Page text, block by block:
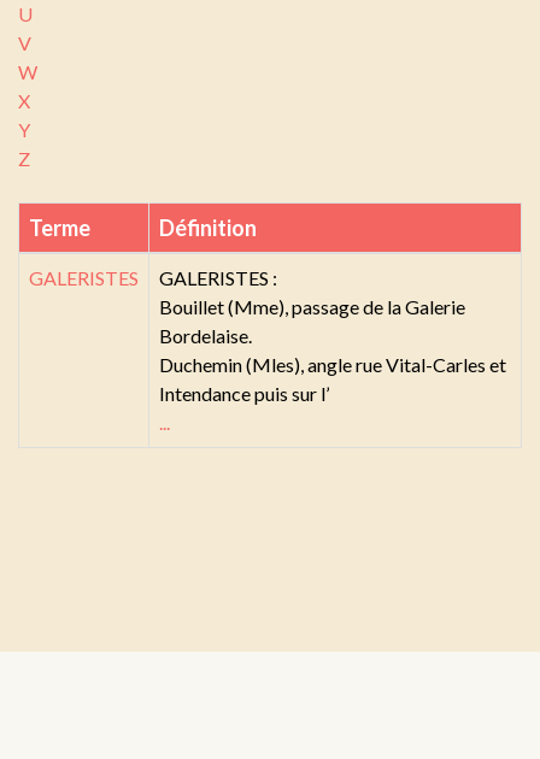
U
V
W
X
Y
Z
Terme Définition
GALERISTES
GALERISTES :
Bouillet (Mme), passage de la Galerie
Bordelaise.
Duchemin (Mles), angle rue Vital-Carles et
Intendance puis sur l’